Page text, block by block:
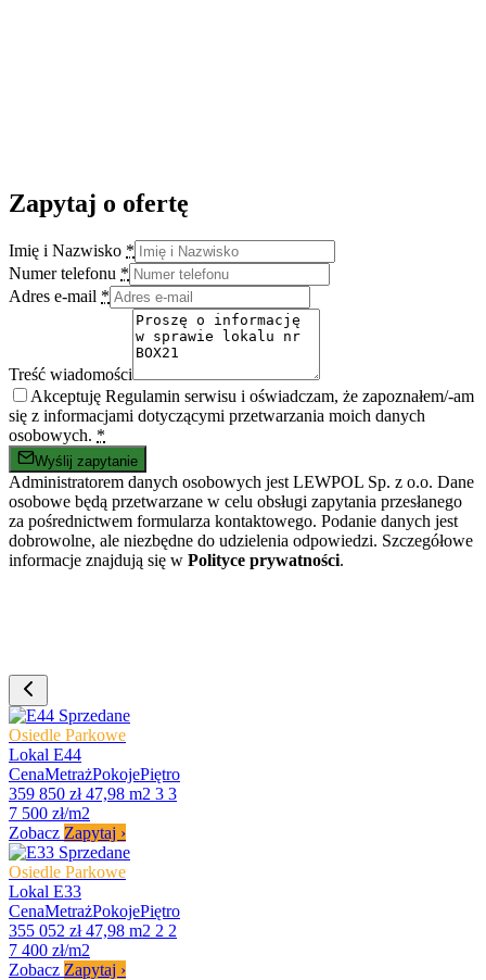
Zapytaj o ofertę
Imię i Nazwisko *
Numer telefonu *
Adres e-mail *
Treść wiadomości
Akceptuję Regulamin serwisu i oświadczam, że zapoznałem/-am
się z informacjami dotyczącymi przetwarzania moich danych
osobowych. *
Wyślij zapytanie
Administratorem danych osobowych jest LEWPOL Sp. z o.o. Dane
osobowe będą przetwarzane w celu obsługi zapytania przesłanego
za pośrednictwem formularza kontaktowego. Podanie danych jest
dobrowolne, ale niezbędne do udzielenia odpowiedzi. Szczegółowe
informacje znajdują się w Polityce prywatności.
Sprzedane
Osiedle Parkowe
Lokal E44
CenaMetrażPokojePiętro
359 850 zł 47,98 m2 3 3
7 500 zł/m2
Zobacz Zapytaj ›
Sprzedane
Osiedle Parkowe
Lokal E33
CenaMetrażPokojePiętro
355 052 zł 47,98 m2 2 2
7 400 zł/m2
Zobacz Zapytaj ›